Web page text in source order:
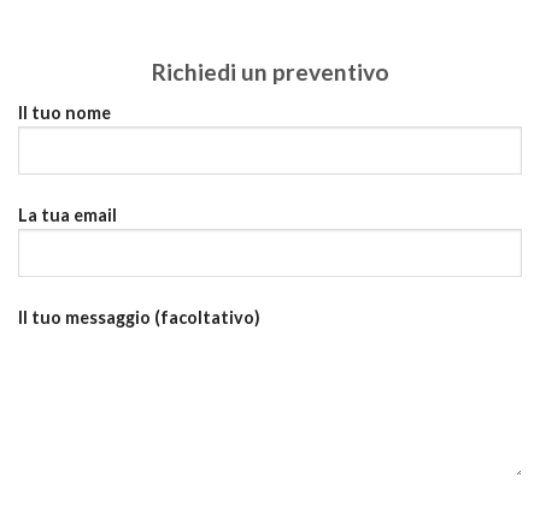
Richiedi un preventivo
Il tuo nome
La tua email
Il tuo messaggio (facoltativo)